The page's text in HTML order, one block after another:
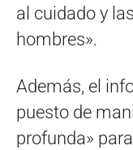
al cuidado y
hombres».
Además, el
puesto de
profunda»